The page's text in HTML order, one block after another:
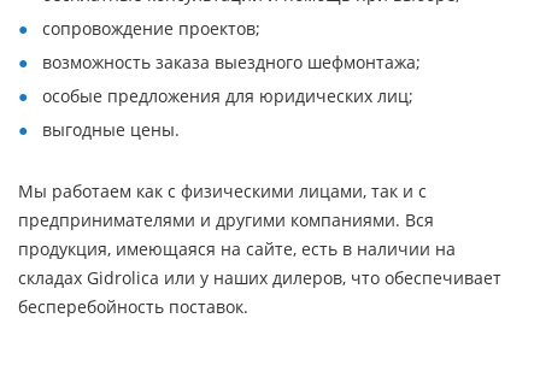
сопровождение проектов;
возможность заказа выездного шефмонтажа;
особые предложения для юридических лиц;
выгодные цены.
Мы работаем как с физическими лицами, так и с
предпринимателями и другими компаниями. Вся
продукция, имеющаяся на сайте, есть в наличии на
складах Gidrolica или у наших дилеров, что обеспечивает
бесперебойность поставок.